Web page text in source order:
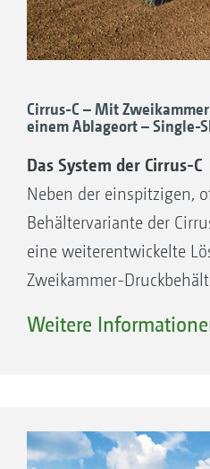
Prinzip Cirrus – Einspitziger
Die Cirrus 6003-2 mit
Cirrus-C – Mit
einem Ablageort – Single-
Das System der Cirrus-C
Neben der einspitzigen,
Behältervariante der
eine weiterentwickelte
Zweikammer-
zum Saatgut auch
Ausbringgüter. In diesem
Weitere